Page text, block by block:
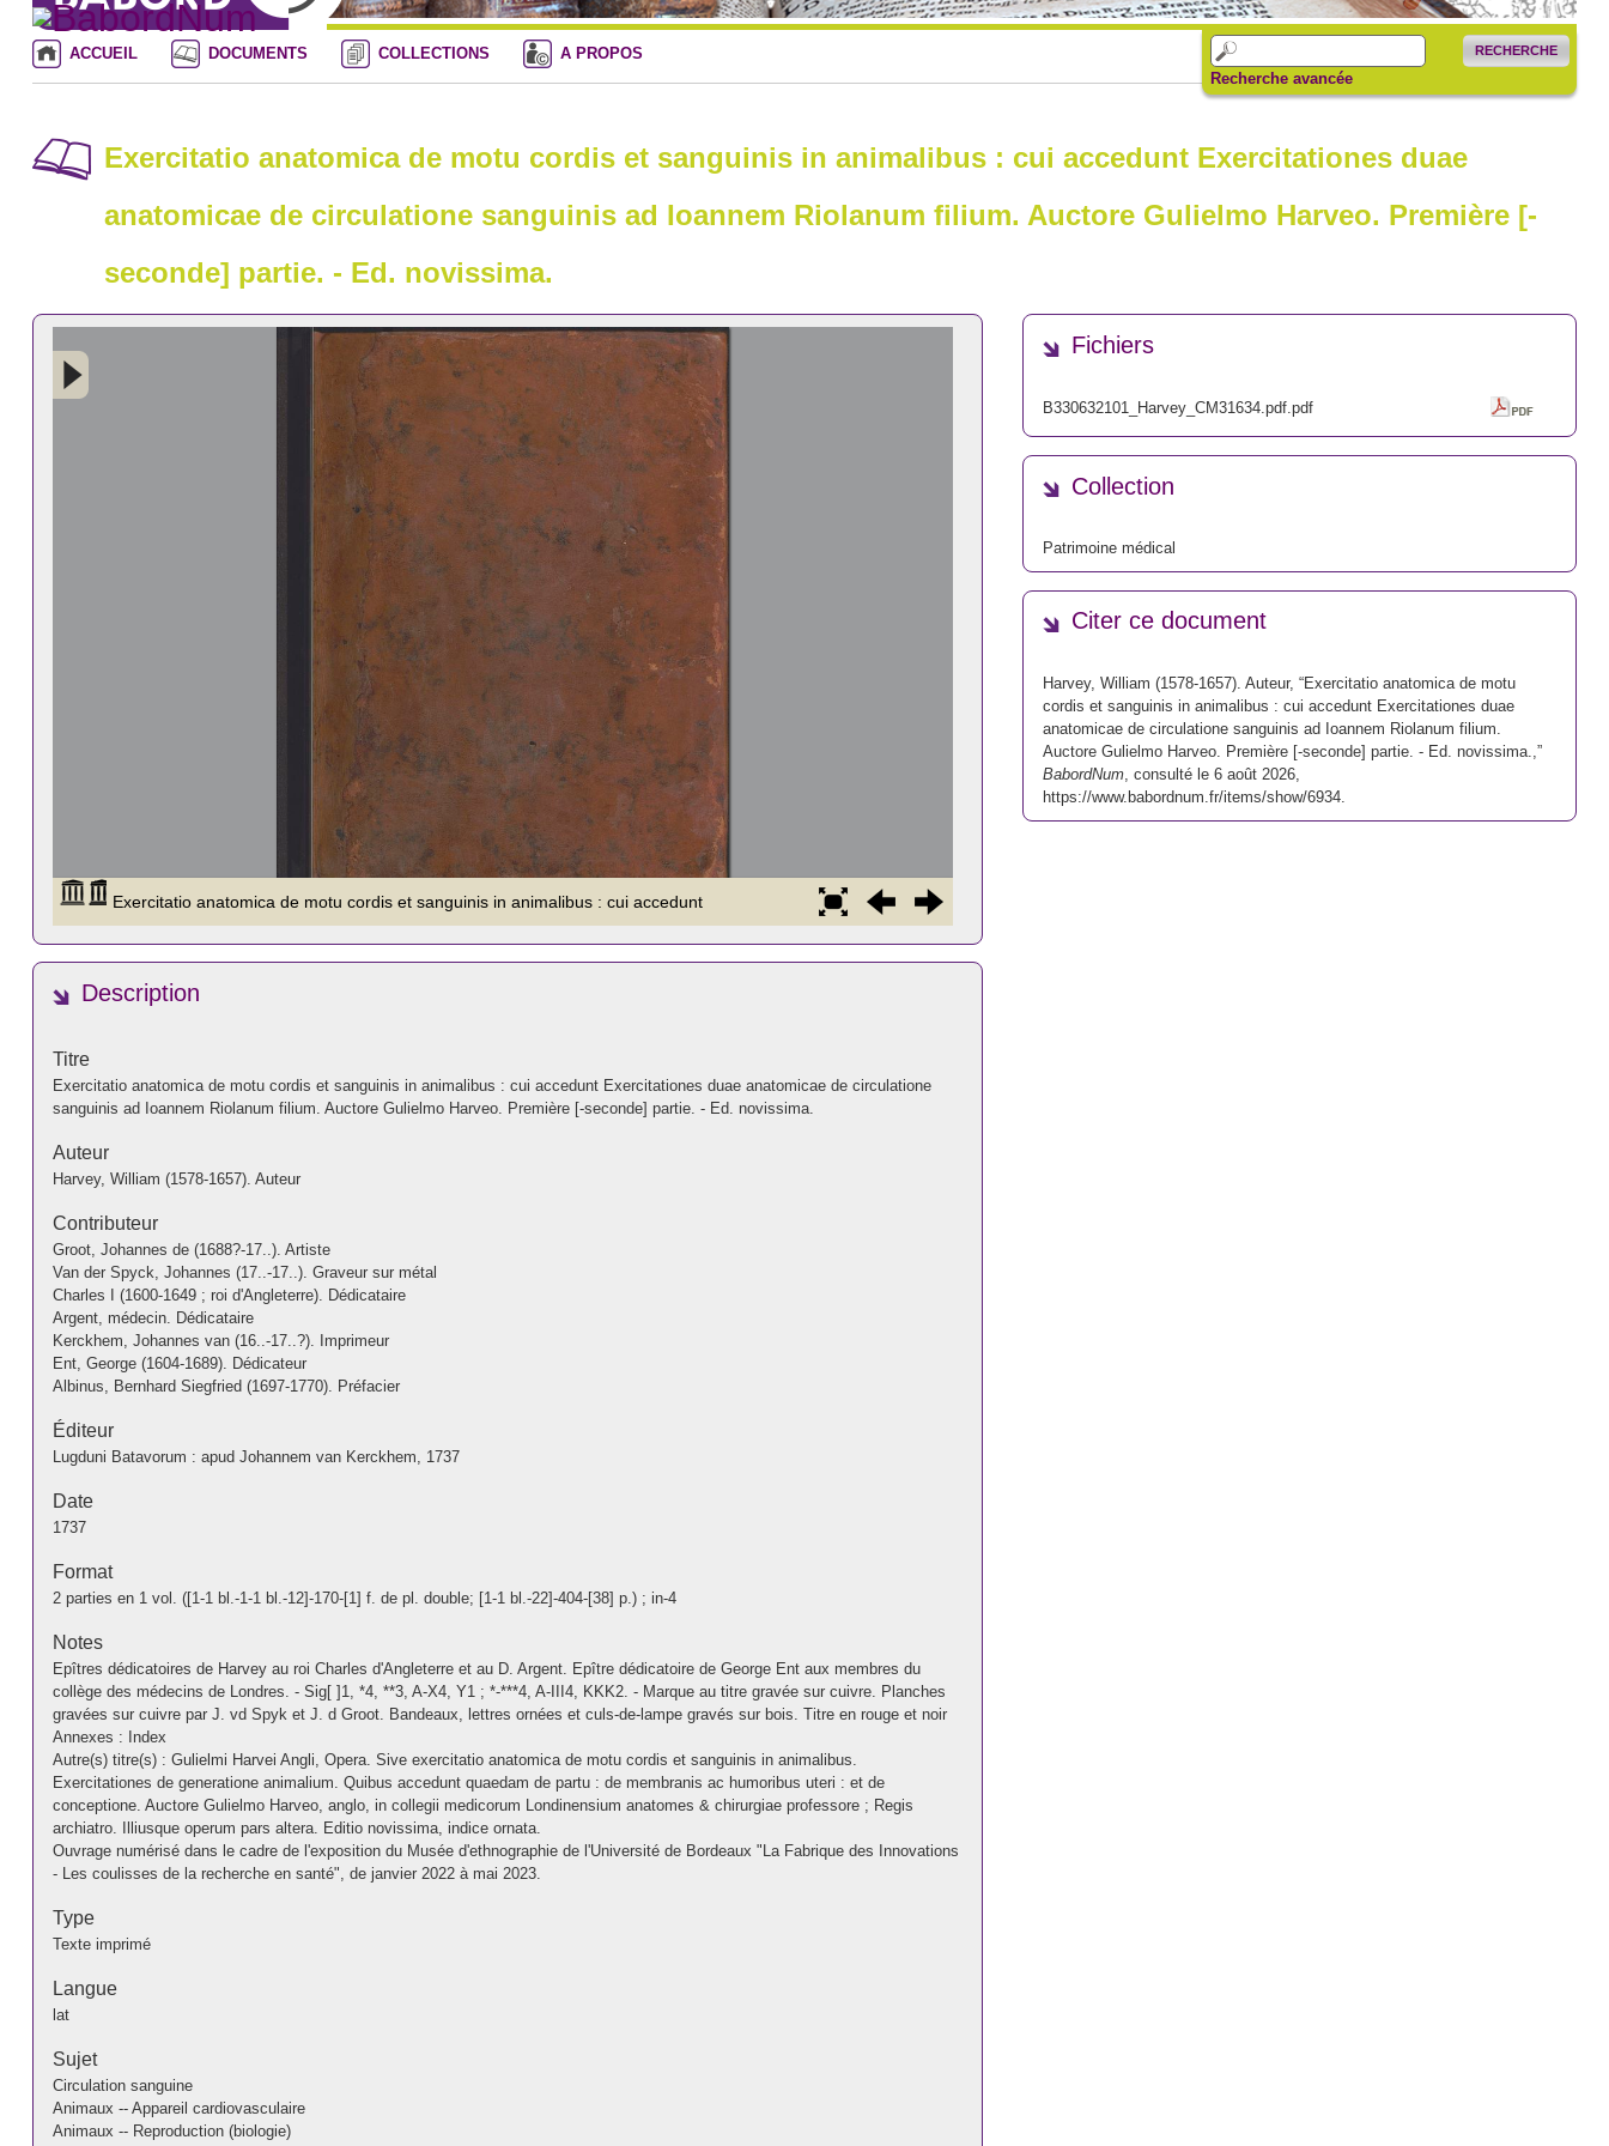
RECHERCHE
Recherche avancée
ACCUEIL DOCUMENTS COLLECTIONS A PROPOS
Exercitatio anatomica de motu cordis et sanguinis in animalibus : cui accedunt Exercitationes duae
anatomicae de circulatione sanguinis ad Ioannem Riolanum filium. Auctore Gulielmo Harveo. Première [-
seconde] partie. - Ed. novissima.
Description
Titre
Exercitatio anatomica de motu cordis et sanguinis in animalibus : cui accedunt Exercitationes duae anatomicae de circulatione
sanguinis ad Ioannem Riolanum filium. Auctore Gulielmo Harveo. Première [-seconde] partie. - Ed. novissima.
Auteur
Harvey, William (1578-1657). Auteur
Contributeur
Groot, Johannes de (1688?-17..). Artiste
Van der Spyck, Johannes (17..-17..). Graveur sur métal
Charles I (1600-1649 ; roi d'Angleterre). Dédicataire
Argent, médecin. Dédicataire
Kerckhem, Johannes van (16..-17..?). Imprimeur
Ent, George (1604-1689). Dédicateur
Albinus, Bernhard Siegfried (1697-1770). Préfacier
Éditeur
Lugduni Batavorum : apud Johannem van Kerckhem, 1737
Date
1737
Format
2 parties en 1 vol. ([1-1 bl.-1-1 bl.-12]-170-[1] f. de pl. double; [1-1 bl.-22]-404-[38] p.) ; in-4
Notes
Epîtres dédicatoires de Harvey au roi Charles d'Angleterre et au D. Argent. Epître dédicatoire de George Ent aux membres du
collège des médecins de Londres. - Sig[ ]1, *4, **3, A-X4, Y1 ; *-***4, A-III4, KKK2. - Marque au titre gravée sur cuivre. Planches
gravées sur cuivre par J. vd Spyk et J. d Groot. Bandeaux, lettres ornées et culs-de-lampe gravés sur bois. Titre en rouge et noir
Annexes : Index
Autre(s) titre(s) : Gulielmi Harvei Angli, Opera. Sive exercitatio anatomica de motu cordis et sanguinis in animalibus.
Exercitationes de generatione animalium. Quibus accedunt quaedam de partu : de membranis ac humoribus uteri : et de
conceptione. Auctore Gulielmo Harveo, anglo, in collegii medicorum Londinensium anatomes & chirurgiae professore ; Regis
archiatro. Illiusque operum pars altera. Editio novissima, indice ornata.
Ouvrage numérisé dans le cadre de l'exposition du Musée d'ethnographie de l'Université de Bordeaux "La Fabrique des Innovations
- Les coulisses de la recherche en santé", de janvier 2022 à mai 2023.
Type
Texte imprimé
Langue
lat
Sujet
Circulation sanguine
Animaux -- Appareil cardiovasculaire
Animaux -- Reproduction (biologie)
Fichiers
B330632101_Harvey_CM31634.pdf.pdf
Collection
Patrimoine médical
Citer ce document
Harvey, William (1578-1657). Auteur, “Exercitatio anatomica de motu
cordis et sanguinis in animalibus : cui accedunt Exercitationes duae
anatomicae de circulatione sanguinis ad Ioannem Riolanum filium.
Auctore Gulielmo Harveo. Première [-seconde] partie. - Ed. novissima.,”
BabordNum, consulté le 6 août 2026,
https://www.babordnum.fr/items/show/6934.